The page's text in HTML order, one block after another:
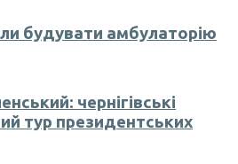
будувати амбулаторію
чернігівські
тур президентських